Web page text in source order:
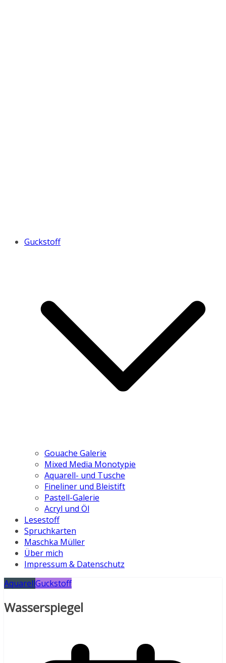
Guckstoff
Gouache Galerie
Mixed Media Monotypie
Aquarell- und Tusche
Fineliner und Bleistift
Pastell-Galerie
Acryl und Öl
Lesestoff
Spruchkarten
Maschka Müller
Über mich
Impressum & Datenschutz
AquarellGuckstoff
Wasserspiegel